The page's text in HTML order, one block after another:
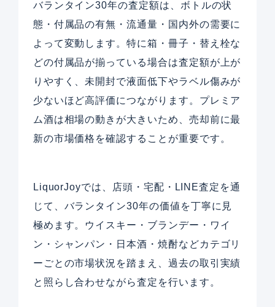
バランタイン30年の査定額は、ボトルの状
態・付属品の有無・流通量・国内外の需要に
よって変動します。特に箱・冊子・替え栓な
どの付属品が揃っている場合は査定額が上が
りやすく、未開封で液面低下やラベル傷みが
少ないほど高評価につながります。プレミア
ム酒は相場の動きが大きいため、売却前に最
新の市場価格を確認することが重要です。
LiquorJoyでは、店頭・宅配・LINE査定を通
じて、バランタイン30年の価値を丁寧に見
極めます。ウイスキー・ブランデー・ワイ
ン・シャンパン・日本酒・焼酎などカテゴリ
ーごとの市場状況を踏まえ、過去の取引実績
と照らし合わせながら査定を行います。